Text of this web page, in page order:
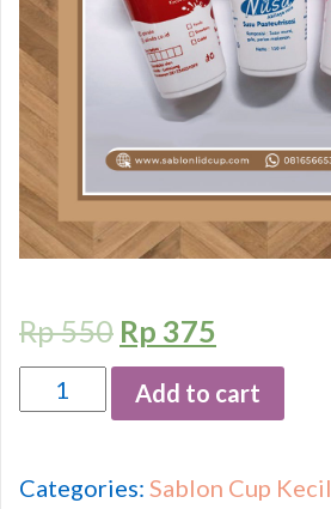
Rp550 Rp 375
Quantity Add to cart
Categories: Sablon Cup Kecil